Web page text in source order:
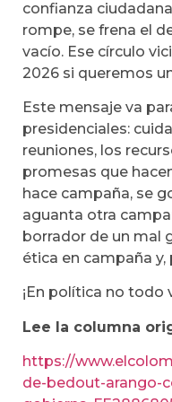
confianza
rompe, se frena el
vacío. Ese círculo
2026 si queremos
Este mensaje va
presidenciales:
reuniones, los
promesas que
hace campaña, se
aguanta otra
borrador de un mal
ética en campaña y,
¡En política no todo
Lee la columna
https://
de-bedout-arango-